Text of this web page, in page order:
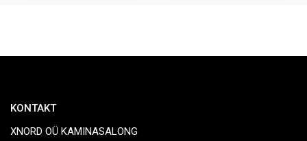
KONTAKT
XNORD OÜ KAMINASALONG